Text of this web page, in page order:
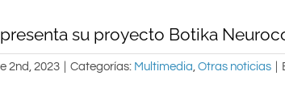
su proyecto Botika
2nd, 2023 Categorías: Multimedia, Otras noticias